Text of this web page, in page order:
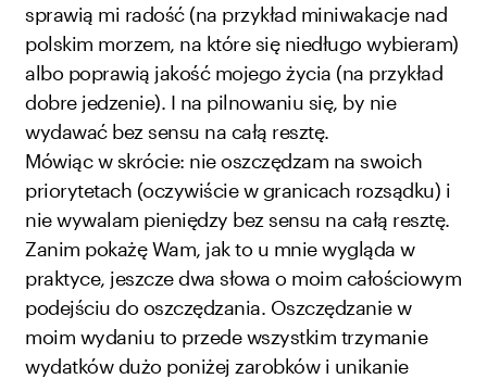
sprawią mi radość (na przykład miniwakacje nad
polskim morzem, na które się niedługo wybieram)
albo poprawią jakość mojego życia (na przykład
dobre jedzenie). I na pilnowaniu się, by nie
wydawać bez sensu na całą resztę.
Mówiąc w skrócie: nie oszczędzam na swoich
priorytetach (oczywiście w granicach rozsądku) i
nie wywalam pieniędzy bez sensu na całą resztę.
Zanim pokażę Wam, jak to u mnie wygląda w
praktyce, jeszcze dwa słowa o moim całościowym
podejściu do oszczędzania. Oszczędzanie w
moim wydaniu to przede wszystkim trzymanie
wydatków dużo poniżej zarobków i unikanie